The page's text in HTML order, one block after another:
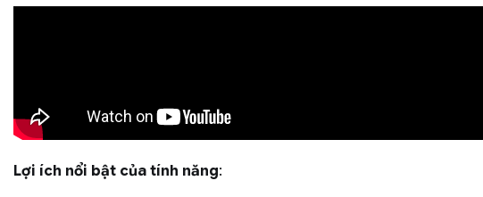
Lợi ích nổi bật của tính năng: